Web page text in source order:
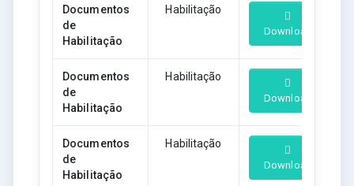
Documentos
de
Habilitação
Habilitação
Download
Documentos
de
Habilitação
Habilitação
Download
Documentos
de
Habilitação
Habilitação
Download